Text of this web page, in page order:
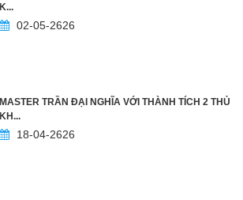
K...
02-05-2626
MASTER TRẦN ĐẠI NGHĨA VỚI THÀNH TÍCH 2 THỦ
KH...
18-04-2626